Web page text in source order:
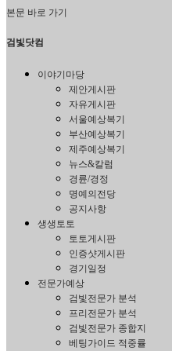
본문 바로 가기
검빛닷컴
이야기마당
제안게시판
자유게시판
서울예상복기
부산예상복기
제주예상복기
뉴스&칼럼
경륜/경정
명예의전당
공지사항
생생토토
토토게시판
인증샷게시판
경기일정
전문가예상
검빛전문가 분석
프리전문가 분석
검빛전문가 종합지
베팅가이드 적중률